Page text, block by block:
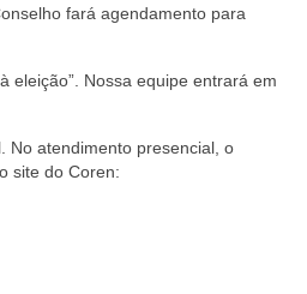
fará agendamento para
eleição”. Nossa equipe entrará em
No atendimento presencial, o
site do Coren: